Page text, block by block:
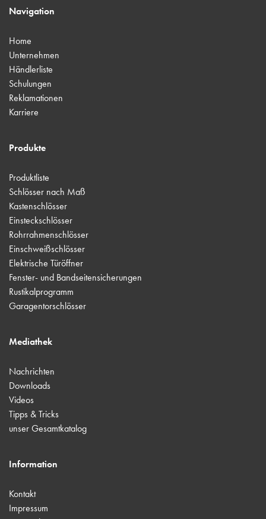
Navigation
Home
Unternehmen
Händlerliste
Schulungen
Reklamationen
Karriere
Produkte
Produktliste
Schlösser nach Maß
Kastenschlösser
Einsteckschlösser
Rohrrahmenschlösser
Einschweißschlösser
Elektrische Türöffner
Fenster- und Bandseitensicherungen
Rustikalprogramm
Garagentorschlösser
Mediathek
Nachrichten
Downloads
Videos
Tipps & Tricks
unser Gesamtkatalog
Information
Kontakt
Impressum